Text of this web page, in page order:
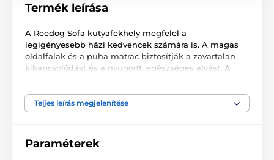
Termék leírása
A Reedog Sofa kutyafekhely megfelel a
legigényesebb házi kedvencek számára is. A magas
oldalfalak és a puha matrac biztosítják a zavartalan
kikapcsolódást és a nyugodt, egészséges alvást. A
A fekhely anyaga - műbőr
Töltet - habszivacs
Teljes leírás megjelenítése
Paraméterek